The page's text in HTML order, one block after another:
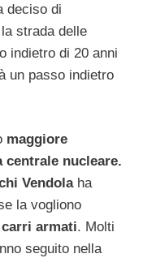
deciso di
strada delle
indietro di 20 anni
un passo indietro
maggiore
nucleare.
Vendola ha
la vogliono
armati. Molti
seguito nella